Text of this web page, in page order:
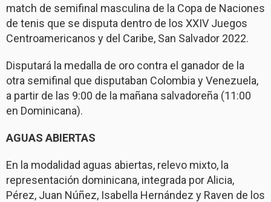
match de semifinal masculina de la Copa de Naciones
de tenis que se disputa dentro de los XXIV Juegos
Centroamericanos y del Caribe, San Salvador 2022.
Disputará la medalla de oro contra el ganador de la
otra semifinal que disputaban Colombia y Venezuela,
a partir de las 9:00 de la mañana salvadoreña (11:00
en Dominicana).
AGUAS ABIERTAS
En la modalidad aguas abiertas, relevo mixto, la
representación dominicana, integrada por Alicia,
Pérez, Juan Núñez, Isabella Hernández y Raven de los